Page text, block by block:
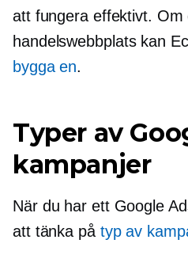
att fungera effektivt. Om
handelswebbplats kan
bygga en.
Typer av
kampanjer
När du har ett Google
att tänka på typ av